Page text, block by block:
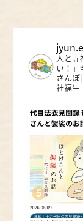
人と寺
い！」
さんぽ
社福生